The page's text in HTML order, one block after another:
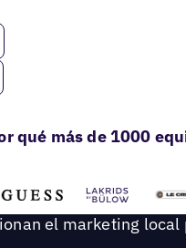
qué más de 1000
el marketing